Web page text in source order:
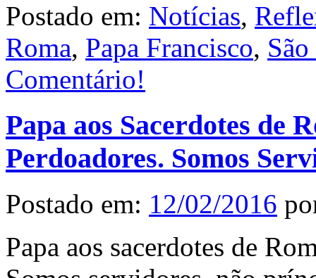
Postado em: Notícias,
Roma, Papa Francisco,
Comentário!
Papa aos Sacerdotes de
Perdoadores. Somos
Postado em: 12/02/2016
Papa aos sacerdotes de